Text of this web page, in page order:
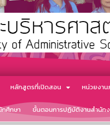
หลักสูตรที่เปิดสอน หน่วยงาน
กศึกษา ขั้นตอนการปฏิบัติงานสำนัก